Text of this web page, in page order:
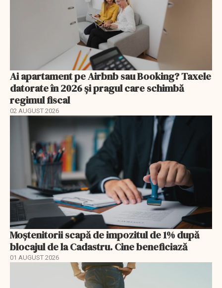
Ai apartament pe Airbnb sau Booking? Taxele
datorate în 2026 și pragul care schimbă
regimul fiscal
02 AUGUST 2026
Moștenitorii scapă de impozitul de 1% după
blocajul de la Cadastru. Cine beneficiază
01 AUGUST 2026